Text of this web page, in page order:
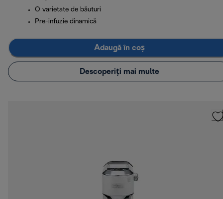
O varietate de băuturi
Pre-infuzie dinamică
Adaugă în coș
Descoperiți mai multe